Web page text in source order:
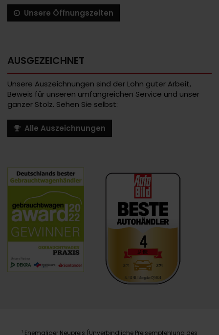
Unsere Öffnungszeiten
AUSGEZEICHNET
Unsere Auszeichnungen sind der Lohn guter Arbeit,
Beweis für unseren umfangreichen Service und unser
ganzer Stolz. Sehen Sie selbst:
Alle Auszeichnungen
1 Ehemaliger Neupreis (Unverbindliche Preisempfehlung des